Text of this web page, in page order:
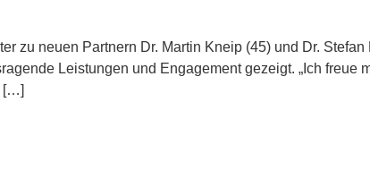
zu neuen Partnern Dr. Martin Kneip (45) und Dr. Stefan
Leistungen und Engagement gezeigt. „Ich freue
[…]